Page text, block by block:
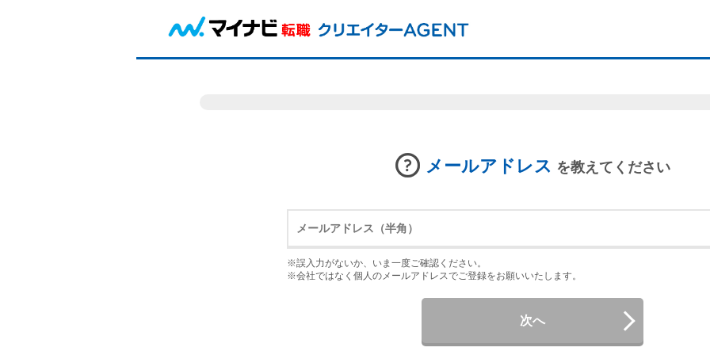
メールアドレス を教えてください
※誤入力がないか、いま一度ご確認ください。
※会社ではなく個人のメールアドレスでご登録をお願いいたします。
次へ